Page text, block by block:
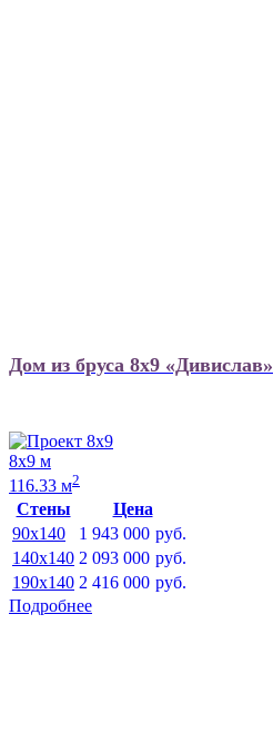
Дом из бруса 8х9 «Дивислав»
8х9 м
116.33 м2
Стены
Цена
90x140
1 943 000 руб.
140x140 2 093 000 руб.
190x140 2 416 000 руб.
Подробнее